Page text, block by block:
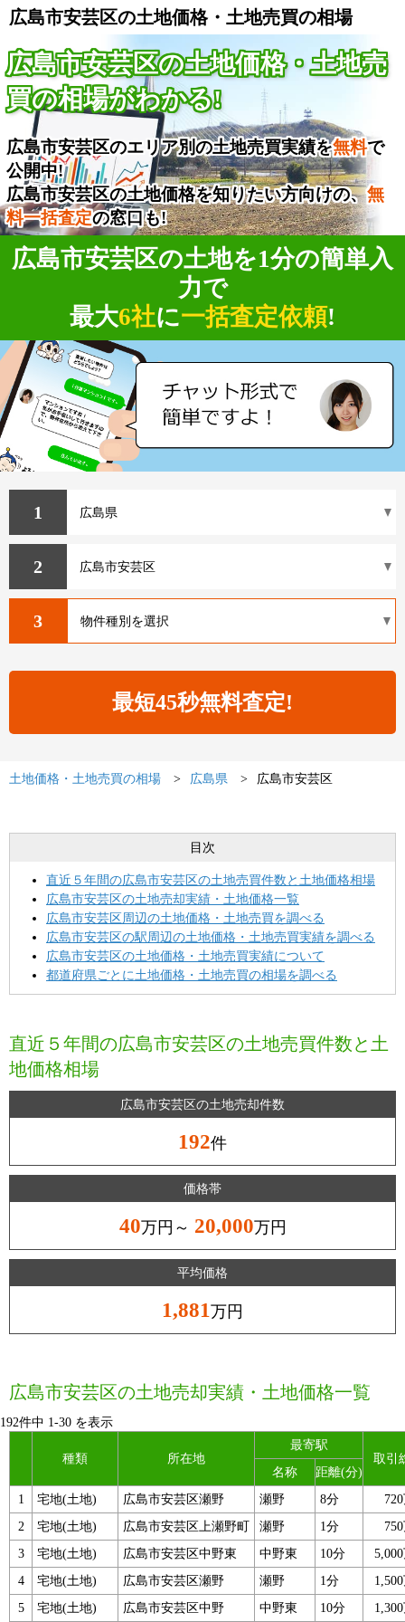
広島市安芸区の土地価格・土地売買の相場
広島市安芸区の土地価格・土地売
買の相場がわかる!
広島市安芸区のエリア別の土地売買実績を無料で
公開中!
広島市安芸区の土地価格を知りたい方向けの、無
料一括査定の窓口も!
広島市安芸区の土地を1分の簡単入
力で
最大6社に一括査定依頼!
1
2
3
土地価格・土地売買の相場 広島県 広島市安芸区
目次
直近５年間の広島市安芸区の土地売買件数と土地価格相場
広島市安芸区の土地売却実績・土地価格一覧
広島市安芸区周辺の土地価格・土地売買を調べる
広島市安芸区の駅周辺の土地価格・土地売買実績を調べる
広島市安芸区の土地価格・土地売買実績について
都道府県ごとに土地価格・土地売買の相場を調べる
直近５年間の広島市安芸区の土地売買件数と土
地価格相場
広島市安芸区の土地売却件数
192件
価格帯
40万円～ 20,000万円
平均価格
1,881万円
広島市安芸区の土地売却実績・土地価格一覧
192件中 1-30 を表示
種類 所在地
最寄駅
取引
名称
距離(分)
1
宅地(土地) 広島市安芸区瀬野 瀬野 8分
2
宅地(土地) 広島市安芸区上瀬野町 瀬野 1分
3
宅地(土地) 広島市安芸区中野東 中野東 10分
4
宅地(土地) 広島市安芸区瀬野 瀬野 1分
5
宅地(土地) 広島市安芸区中野 中野東 10分